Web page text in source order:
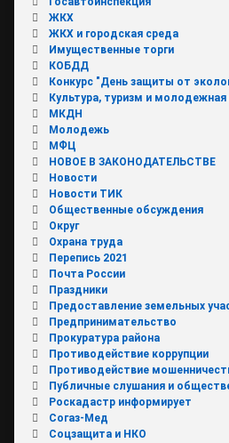
ЖКХ
ЖКХ и городская среда
Имущественные торги
КОБДД
Конкурс "День защиты от
Культура, туризм и
МКДН
Молодежь
МФЦ
НОВОЕ В ЗАКОНОДАТЕЛЬСТВЕ
Новости
Новости ТИК
Общественные обсуждения
Округ
Охрана труда
Перепись 2021
Почта России
Праздники
Предоставление земельных
Предпринимательство
Прокуратура района
Противодействие коррупции
Противодействие
Публичные слушания и
Роскадастр информирует
Согаз-Мед
Соцзащита и НКО